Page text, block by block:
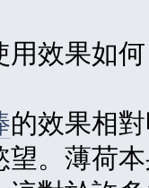
用效果如
的效果相
望。薄荷